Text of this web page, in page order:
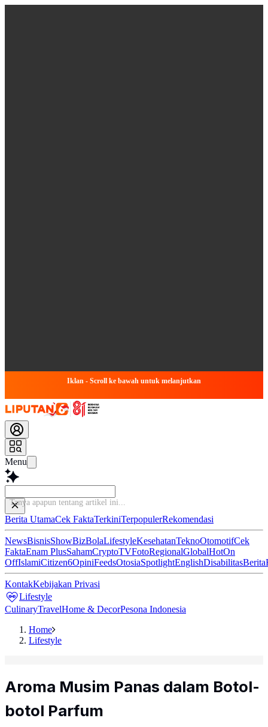
Iklan - Scroll ke bawah untuk melanjutkan
Menu
Tanya apapun te
Berita UtamaCek FaktaTerkiniTerpopulerRekomendasi
NewsBisnisShowBizBolaLifestyleKesehatanTeknoOtomotifCek
FaktaEnam PlusSahamCryptoTVFotoRegionalGlobalHotOn
OffIslamiCitizen6OpiniFeedsOtosiaSpotlightEnglishDisabilitasBerita
KontakKebijakan Privasi
Lifestyle
CulinaryTravelHome & DecorPesona Indonesia
Home
Lifestyle
Aroma Musim Panas dalam Botol-
botol Parfum